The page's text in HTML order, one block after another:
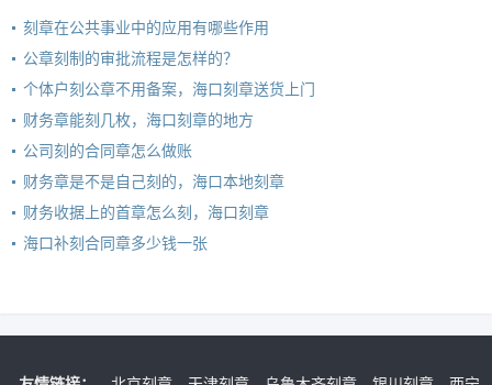
刻章在公共事业中的应用有哪些作用
公章刻制的审批流程是怎样的？
个体户刻公章不用备案，海口刻章送货上门
财务章能刻几枚，海口刻章的地方
公司刻的合同章怎么做账
财务章是不是自己刻的，海口本地刻章
财务收据上的首章怎么刻，海口刻章
海口补刻合同章多少钱一张